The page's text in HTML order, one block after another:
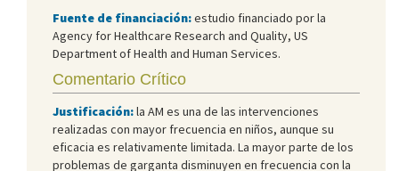
Fuente de financiación:estudio financiado por la
Agency for Healthcare Research and Quality, US
Department of Health and Human Services.
Comentario Crítico
Justificación:la AM es una de las intervenciones
realizadas con mayor frecuencia en niños, aunque su
eficacia es relativamente limitada. La mayor parte de los
problemas de garganta disminuyen en frecuencia con la